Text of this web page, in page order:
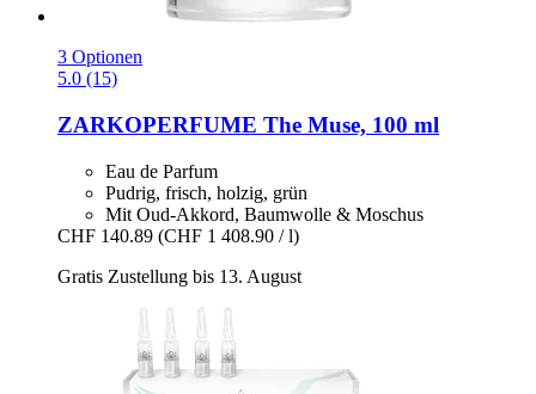
3 Optionen
5.0 (15)
ZARKOPERFUME The Muse, 100 ml
Eau de Parfum
Pudrig, frisch, holzig, grün
Mit Oud-Akkord, Baumwolle & Moschus
CHF 140.89 (CHF 1 408.90 / l)
Gratis Zustellung bis 13. August